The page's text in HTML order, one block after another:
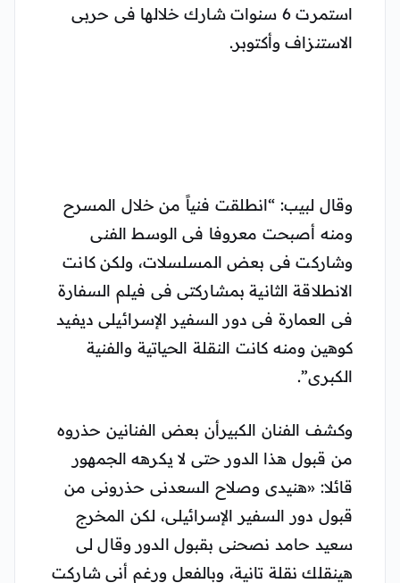
استمرت 6 سنوات شارك خلالها فى حربى
الاستنزاف وأكتوبر.
وقال لبيب: “انطلقت فنياً من خلال المسرح
ومنه أصبحت معروفا فى الوسط الفنى
وشاركت فى بعض المسلسلات، ولكن كانت
الانطلاقة الثانية بمشاركتى فى فيلم السفارة
فى العمارة فى دور السفير الإسرائيلى ديفيد
كوهين ومنه كانت النقلة الحياتية والفنية
الكبرى”.
وكشف الفنان الكبيرأن بعض الفنانين حذروه
من قبول هذا الدور حتى لا يكرهه الجمهور
قائلا: «هنيدى وصلاح السعدنى حذرونى من
قبول دور السفير الإسرائيلى، لكن المخرج
سعيد حامد نصحنى بقبول الدور وقال لى
هينقلك نقلة تانية، وبالفعل ورغم أنى شاركت